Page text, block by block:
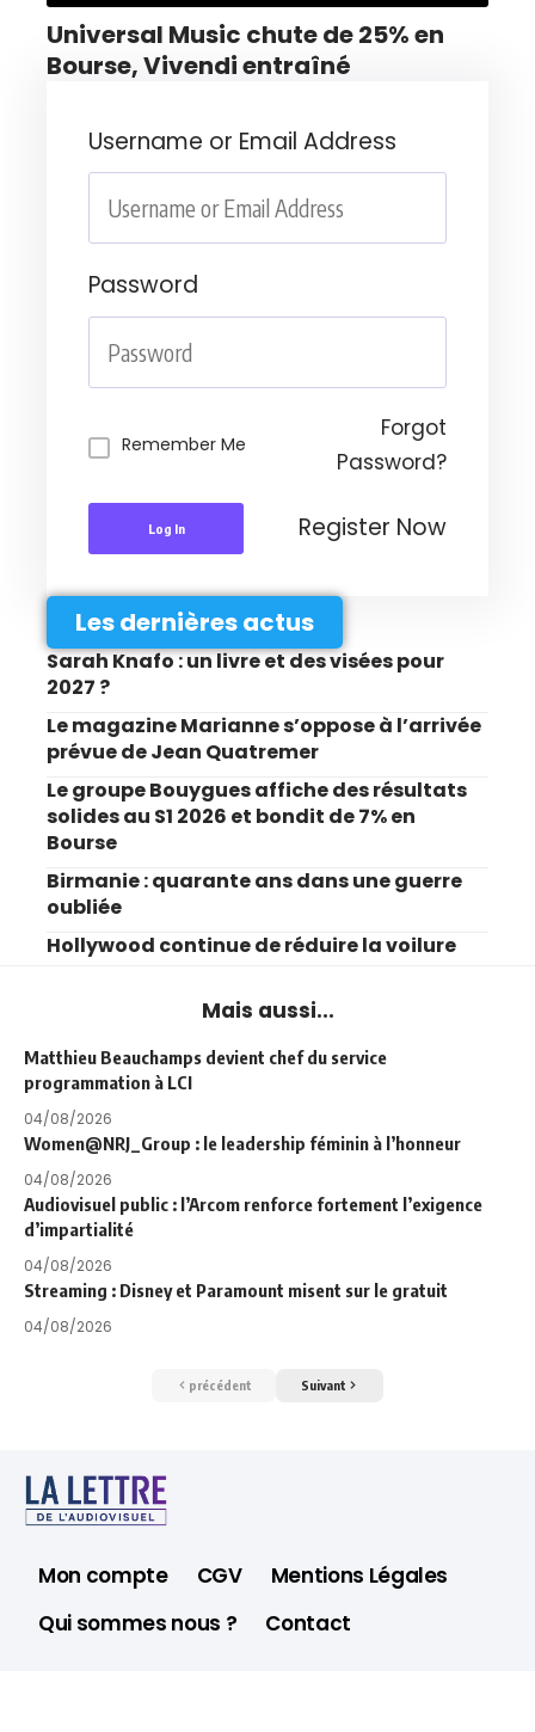
Universal Music chute de 25% en
Bourse, Vivendi entraîné
Username or Email Address
Password
Remember Me
Forgot
Password?
Log In Register Now
Les dernières actus
Sarah Knafo : un livre et des visées pour
2027 ?
Le magazine Marianne s’oppose à l’arrivée
prévue de Jean Quatremer
Le groupe Bouygues affiche des résultats
solides au S1 2026 et bondit de 7% en
Bourse
Birmanie : quarante ans dans une guerre
oubliée
Hollywood continue de réduire la voilure
Mais aussi...
Matthieu Beauchamps devient chef du service
programmation à LCI
04/08/2026
Women@NRJ_Group : le leadership féminin à l’honneur
04/08/2026
Audiovisuel public : l’Arcom renforce fortement l’exigence
d’impartialité
04/08/2026
Streaming : Disney et Paramount misent sur le gratuit
04/08/2026
précédent Suivant
Mon compte CGV
Mentions Légales
Qui sommes nous ?
Contact